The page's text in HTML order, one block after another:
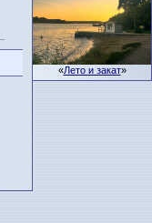
«Лето и закат»